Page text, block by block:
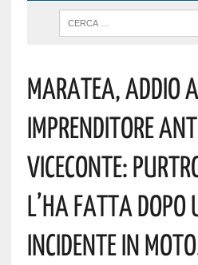
Maratea, Addio
Imprenditore
Viceconte:
L’ha Fatta Dopo
Incidente In